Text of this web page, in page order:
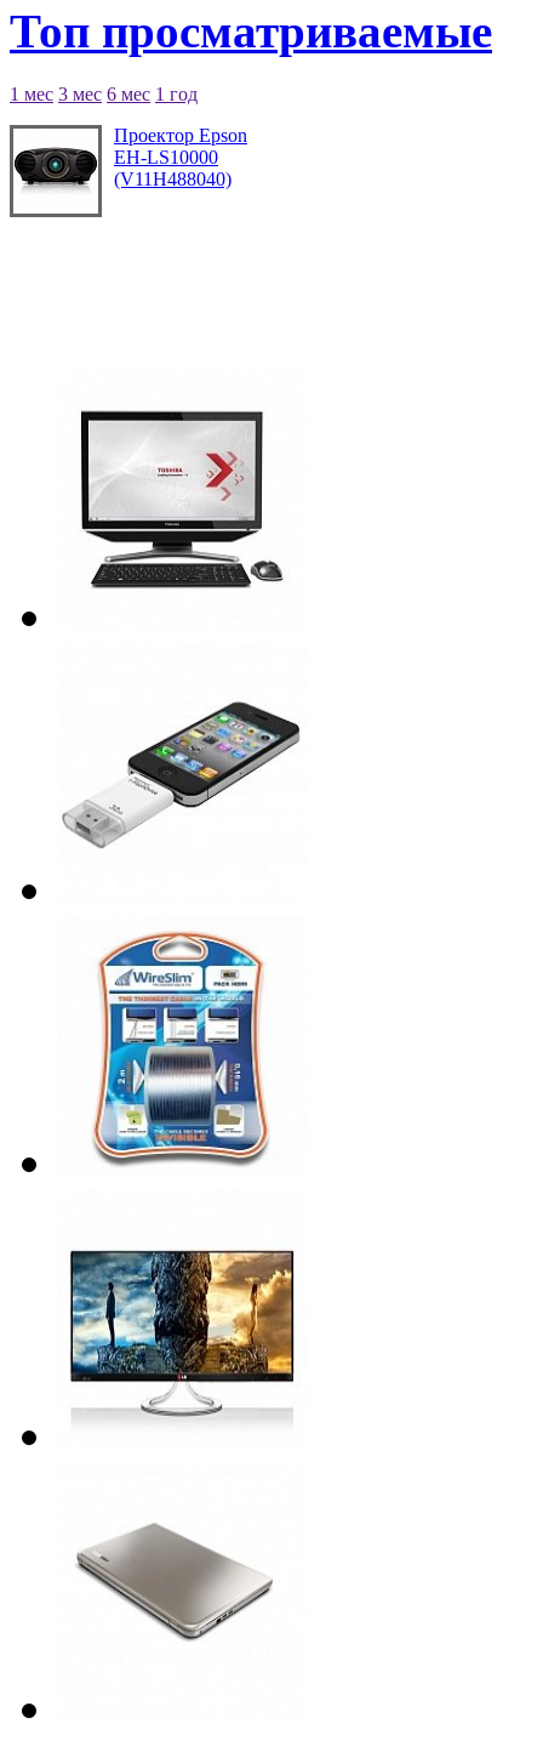
Топ просматриваемые
1 мес 3 мес 6 мес 1 год
Проектор Epson
EH-LS10000
(V11H488040)